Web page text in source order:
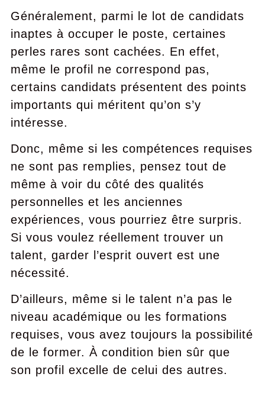
Généralement, parmi le lot de candidats
inaptes à occuper le poste, certaines
perles rares sont cachées. En effet,
même le profil ne correspond pas,
certains candidats présentent des points
importants qui méritent qu’on s’y
intéresse.
Donc, même si les compétences requises
ne sont pas remplies, pensez tout de
même à voir du côté des qualités
personnelles et les anciennes
expériences, vous pourriez être surpris.
Si vous voulez réellement trouver un
talent, garder l’esprit ouvert est une
nécessité.
D’ailleurs, même si le talent n’a pas le
niveau académique ou les formations
requises, vous avez toujours la possibilité
de le former. À condition bien sûr que
son profil excelle de celui des autres.